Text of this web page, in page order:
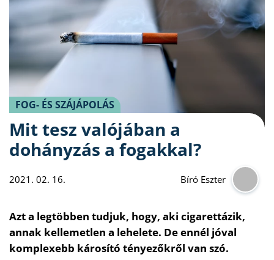
ORVOS VÁLASZOL
ORVOSKERESŐ
FOG- ÉS SZÁJÁPOLÁS
Mit tesz valójában a
dohányzás a fogakkal?
2021. 02. 16. Bíró Eszter
Azt a legtöbben tudjuk, hogy, aki cigarettázik,
annak kellemetlen a lehelete. De ennél jóval
komplexebb károsító tényezőkről van szó.